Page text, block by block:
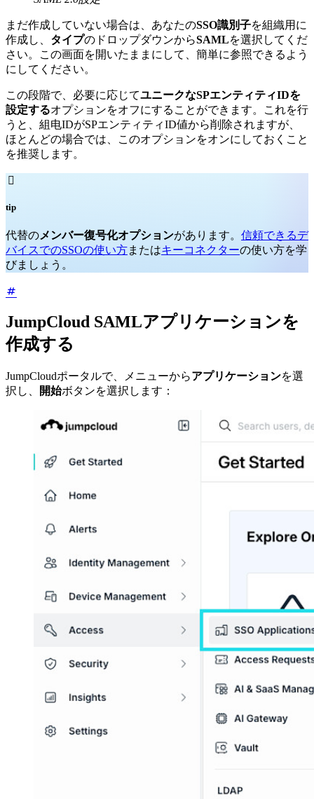
まだ作成していない場合は、あなたのSSO識別子を組織用に
作成し、 タイプのドロップダウンからSAMLを選択してくだ
さい。この画面を開いたままにして、簡単に参照できるよう
にしてください。
この段階で、必要に応じてユニークなSPエンティティIDを
設定するオプションをオフにすることができます。これを行
うと、組电IDがSPエンティティID値から削除されますが、
ほとんどの場合では、このオプションをオンにしておくこと
を推奨します。

tip
代替のメンバー復号化オプションがあります。 信頼できるデ
バイスでのSSOの使い方またはキーコネクターの使い方を学
びましょう。
JumpCloud SAMLアプリケーションを
作成する
JumpCloudポータルで、メニューからアプリケーションを選
択し、
開始ボタンを選択します：